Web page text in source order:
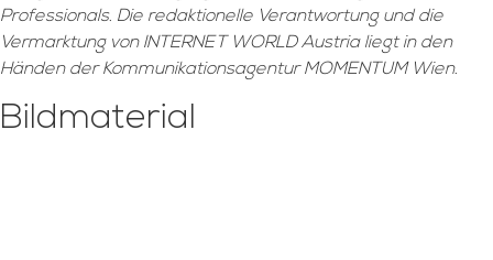
Professionals. Die redaktionelle Verantwortung und die
Vermarktung von INTERNET WORLD Austria liegt in den
Händen der Kommunikationsagentur MOMENTUM Wien.
Bildmaterial